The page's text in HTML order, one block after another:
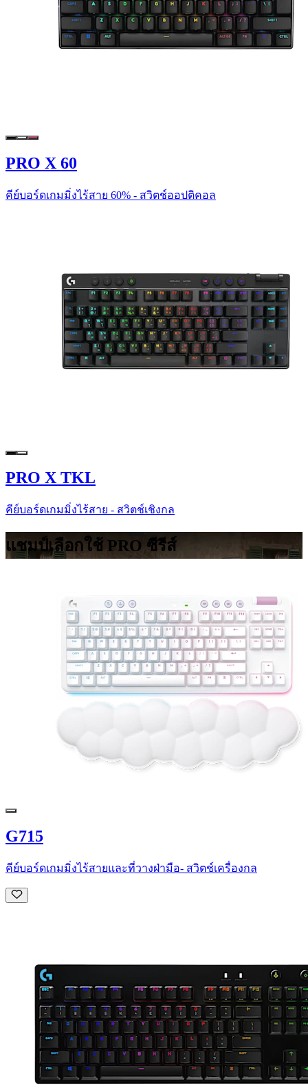
PRO X 60
คีย์บอร์ดเกมมิ่งไร้สาย 60% - สวิตช์ออปติคอล
PRO X TKL
คีย์บอร์ดเกมมิ่งไร้สาย - สวิตช์เชิงกล
แชมป์เลือกใช้ PRO ซีรีส์
G715
คีย์บอร์ดเกมมิ่งไร้สายและที่วางฝ่ามือ- สวิตช์เครื่องกล